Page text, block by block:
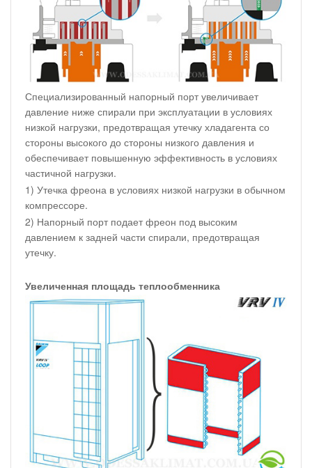
Специализированный напорный порт увеличивает
давление ниже спирали при эксплуатации в условиях
низкой нагрузки, предотвращая утечку хладагента со
стороны высокого до стороны низкого давления и
обеспечивает повышенную эффективность в условиях
частичной нагрузки.
1) Утечка фреона в условиях низкой нагрузки в обычном
компрессоре.
2) Напорный порт подает фреон под высоким
давлением к задней части спирали, предотвращая
утечку.
Увеличенная площадь теплообменника